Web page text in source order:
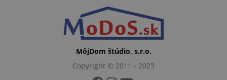
MôjDom štúdio, s.r.o.
Copyright © 2011 - 2023